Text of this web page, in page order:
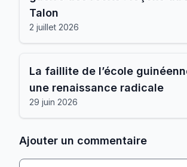
Talon
2 juillet 2026
La faillite de l’école
une renaissance radicale
29 juin 2026
Ajouter un commentaire